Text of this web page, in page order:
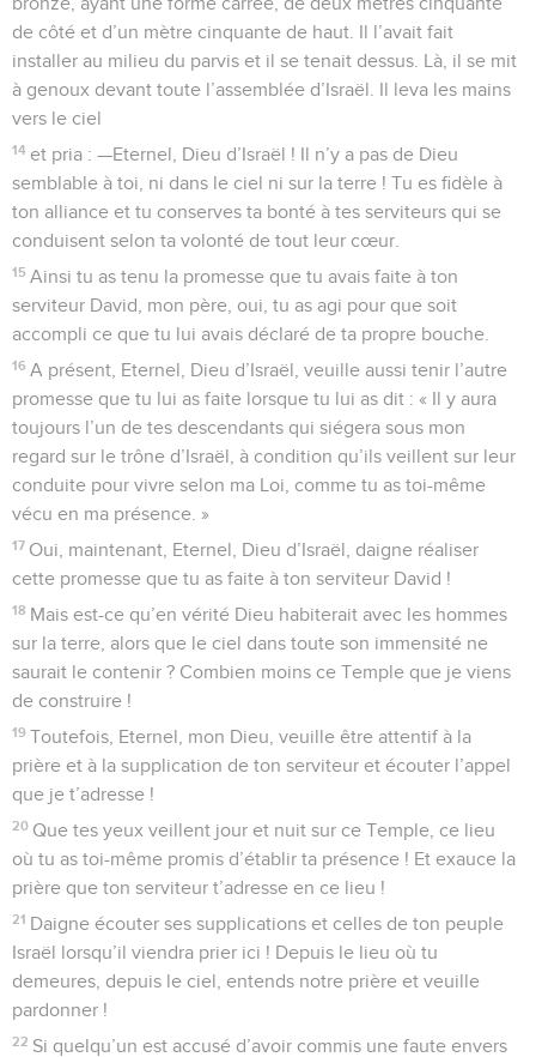
de côté et d’un mètre cinquante de haut. Il l’avait fait
installer au milieu du parvis et il se tenait dessus. Là, il se mit
à genoux devant toute l’assemblée d’Israël. Il leva les mains
vers le ciel
14 et pria : —Eternel, Dieu d’Israël ! Il n’y a pas de Dieu
semblable à toi, ni dans le ciel ni sur la terre ! Tu es fidèle à
ton alliance et tu conserves ta bonté à tes serviteurs qui se
conduisent selon ta volonté de tout leur cœur.
15 Ainsi tu as tenu la promesse que tu avais faite à ton
serviteur David, mon père, oui, tu as agi pour que soit
accompli ce que tu lui avais déclaré de ta propre bouche.
16 A présent, Eternel, Dieu d’Israël, veuille aussi tenir l’autre
promesse que tu lui as faite lorsque tu lui as dit : « Il y aura
toujours l’un de tes descendants qui siégera sous mon
regard sur le trône d’Israël, à condition qu’ils veillent sur leur
conduite pour vivre selon ma Loi, comme tu as toi-même
vécu en ma présence. »
17 Oui, maintenant, Eternel, Dieu d’Israël, daigne réaliser
cette promesse que tu as faite à ton serviteur David !
18 Mais est-ce qu’en vérité Dieu habiterait avec les hommes
sur la terre, alors que le ciel dans toute son immensité ne
saurait le contenir ? Combien moins ce Temple que je viens
de construire !
19 Toutefois, Eternel, mon Dieu, veuille être attentif à la
prière et à la supplication de ton serviteur et écouter l’appel
que je t’adresse !
20 Que tes yeux veillent jour et nuit sur ce Temple, ce lieu
où tu as toi-même promis d’établir ta présence ! Et exauce la
prière que ton serviteur t’adresse en ce lieu !
21 Daigne écouter ses supplications et celles de ton peuple
Israël lorsqu’il viendra prier ici ! Depuis le lieu où tu
demeures, depuis le ciel, entends notre prière et veuille
pardonner !
22 Si quelqu’un est accusé d’avoir commis une faute envers